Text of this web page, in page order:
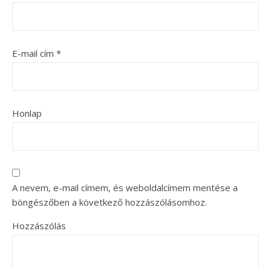
E-mail cím *
Honlap
A nevem, e-mail címem, és weboldalcímem mentése a
böngészőben a következő hozzászólásomhoz.
Hozzászólás